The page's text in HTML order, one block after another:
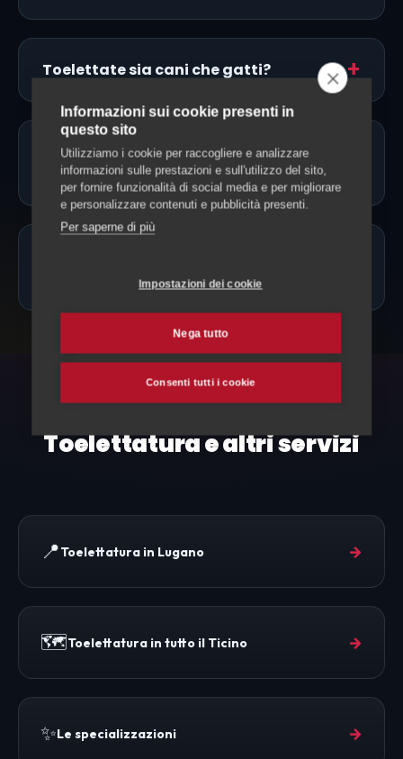
Toelettate sia cani che gatti?
Fate toelettatura a domicilio a
Torricella-Taverne?
Torricella-Taverne?
ESPLORA ANCHE
Toelettatura e altri servizi
📍Toelettatura in Lugano →
🗺️Toelettatura in tutto il Ticino →
✨Le specializzazioni →
Informazioni sui cookie presenti in
questo sito
Utilizziamo i cookie per raccogliere e analizzare
informazioni sulle prestazioni e sull'utilizzo del sito,
per fornire funzionalità di social media e per migliorare
e personalizzare contenuti e pubblicità presenti.
Per saperne di più
Impostazioni dei cookie
Nega tutto
Consenti tutti i cookie